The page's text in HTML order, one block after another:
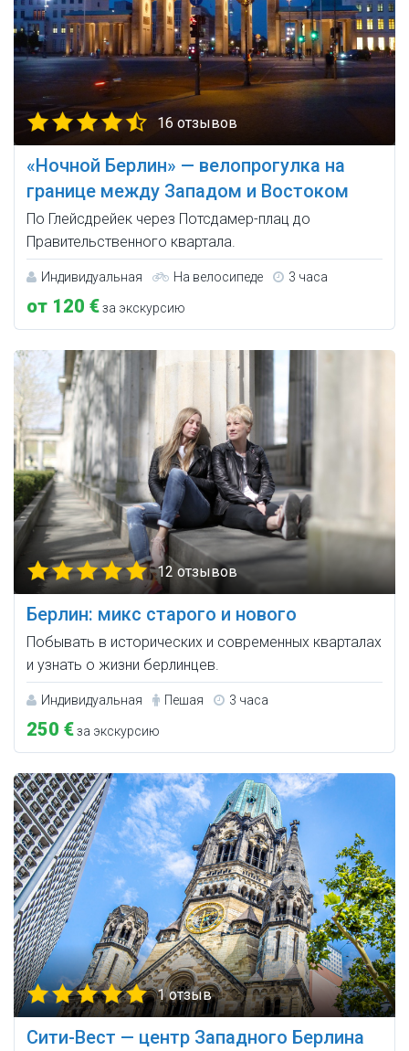
16 отзывов
«Ночной Берлин» — велопрогулка на
границе между Западом и Востоком
По Глейсдрейек через Потсдамер-плац до
Правительственного квартала.
Индивидуальная На велосипеде 3 часа
от 120 €за экскурсию
12 отзывов
Берлин: микс старого и нового
Побывать в исторических и современных кварталах
и узнать о жизни берлинцев.
Индивидуальная Пешая 3 часа
250 €за экскурсию
1 отзыв
Сити-Вест — центр Западного Берлина